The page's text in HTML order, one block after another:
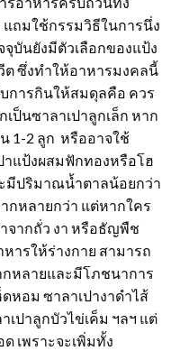
แถมใช้กรรมวิธีในการนึ่ง
บันยังมีตัวเลือกของแป้ง
ต ซึ่งทำให้อาหารมงคลนี้
การกินให้สมดุลคือ ควร
ป็นซาลาเปาลูกเล็ก หาก
1-2 ลูก หรืออาจใช้
าแป้งผสมฟักทองหรือโฮ
ะมีปริมาณน้ำตาลน้อยกว่า
กหลายกว่า แต่หากใคร
จากถั่ว งา หรือธัญพืช
ารให้ร่างกาย สามารถ
หลายและมีโภชนาการ
หอม ซาลาเปางาดำไส้
เปาลูกบัวไข่เค็ม ฯลฯ แต่
เพราะจะเพิ่มทั้ง